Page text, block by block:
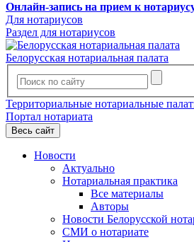
Онлайн-запись на прием к
Для нотариусов
Раздел для нотариусов
Белорусская нотариальная палата
Территориальные нотариальные
Портал нотариата
Весь сайт
Новости
Актуально
Нотариальная практика
Все материалы
Авторы
Новости Белорусской
СМИ о нотариате